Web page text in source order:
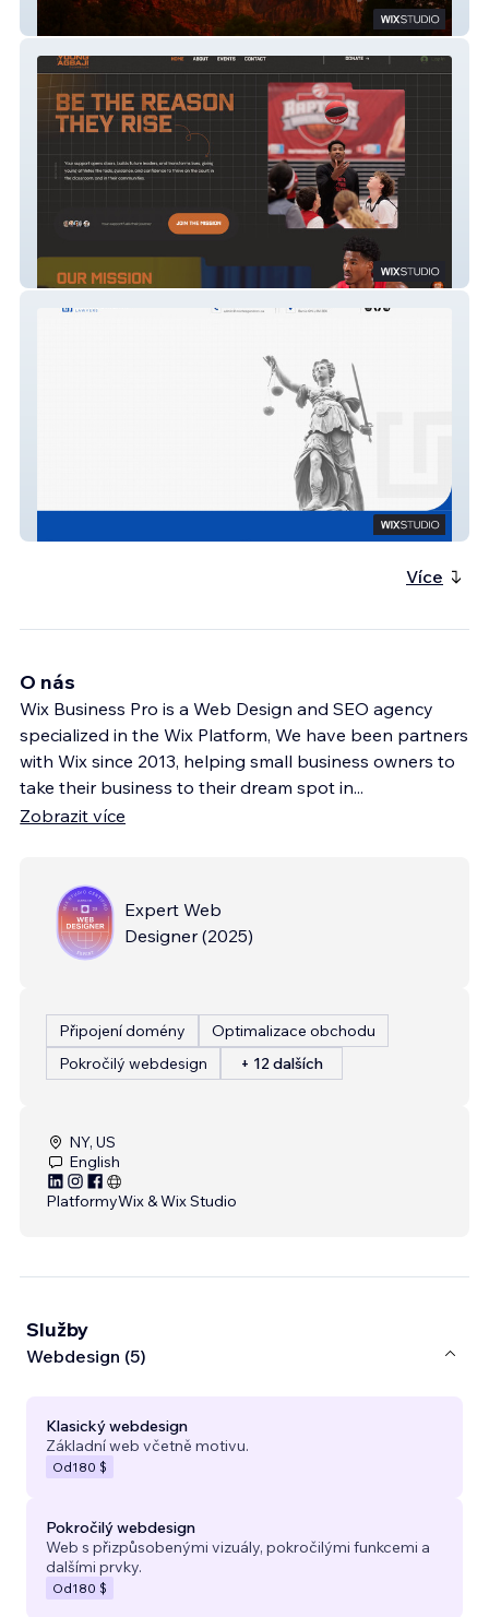
Sharon Silverstein
The Young Agbaji Foundation
Více
O nás
Wix Business Pro is a Web Design and SEO agency
specialized in the Wix Platform, We have been partners
with Wix since 2013, helping small business owners to
take their business to their dream spot in...
Zobrazit více
Expert Web
Designer (2025)
Připojení domény
Optimalizace obchodu
Pokročilý webdesign
+ 12 dalších
NY, US
English
PlatformyWix & Wix Studio
Služby
Webdesign (5)
Klasický webdesign
Základní web včetně motivu.
Od180 $
Pokročilý webdesign
Web s přizpůsobenými vizuály, pokročilými funkcemi a
dalšími prvky.
Od180 $